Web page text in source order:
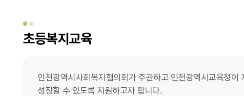
초등복지교육
인천광역시사회복지협의회가 주관하고 인천광역시교육청
성장할 수 있도록 지원하고자 합니다.